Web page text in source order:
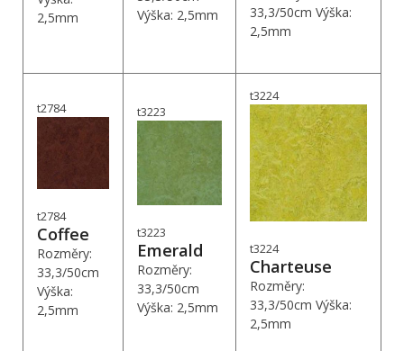
2,5mm
Výška: 2,5mm
33,3/50cm Výška:
2,5mm
t2784
t2784
Coffee
Rozměry:
33,3/50cm
Výška:
2,5mm
t3223
t3223
Emerald
Rozměry:
33,3/50cm
Výška: 2,5mm
t3224
t3224
Charteuse
Rozměry:
33,3/50cm Výška:
2,5mm